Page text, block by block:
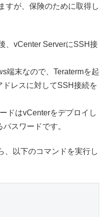
すが、保険のために取得し
、vCenter ServerにSSH接
端末なので、Teratermを起
レスに対してSSH接続を
ドはvCenterをデプロイし
スワードです。
、以下のコマンドを実行し